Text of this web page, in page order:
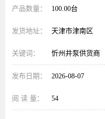
产品数量： 100.00台
发货地址： 天津市津南区
关键词： 忻州井泵供货商
发布日期： 2026-08-07
阅 读 量： 54